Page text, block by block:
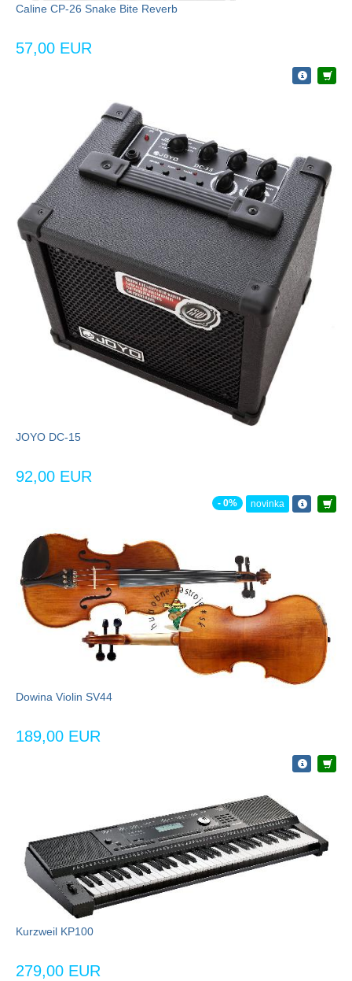
Caline CP-26 Snake Bite Reverb
57,00 EUR
JOYO DC-15
92,00 EUR
- 0% novinka
Dowina Violin SV44
189,00 EUR
Kurzweil KP100
279,00 EUR